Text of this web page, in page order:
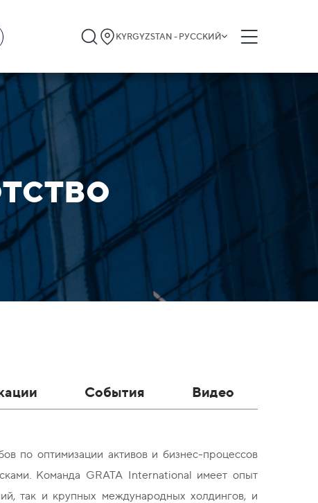
KYRGYZSTAN - РУССКИЙ
События Видео
по оптимизации активов и бизнес-процессов
Команда GRATA International имеет опыт
так и крупных международных холдингов, и